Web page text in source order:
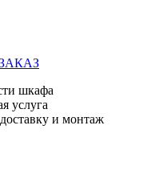
шкафа
услуга
и монтаж